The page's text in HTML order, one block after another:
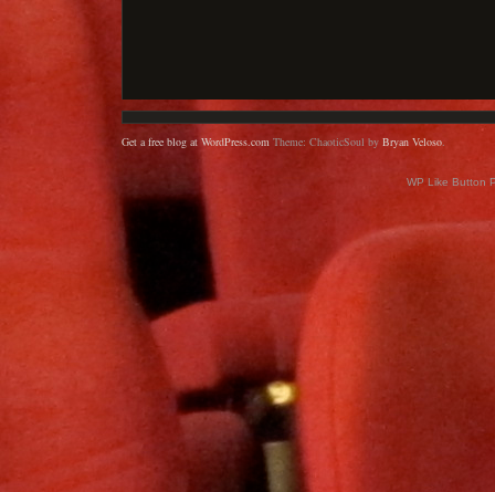
Get a free blog at WordPress.com Theme: ChaoticSoul by Bryan Veloso.
WP Like Button